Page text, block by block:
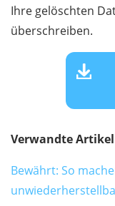
Ihre gelöschten
überschreiben.
Verwandte Artikel
Bewährt: So